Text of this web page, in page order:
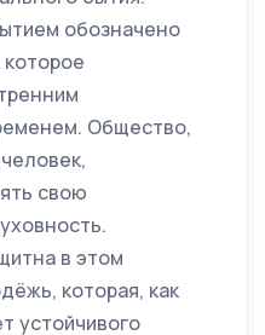
обозначено
Общество,
свою
в этом
которая, как
устойчивого